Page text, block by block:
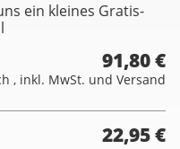
ein kleines Gratis-
91,80 €
, inkl. MwSt. und Versand
22,95 €